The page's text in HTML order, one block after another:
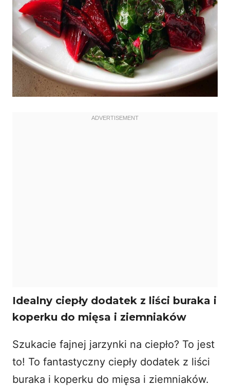
Idealny ciepły dodatek z liści buraka i
koperku do mięsa i ziemniaków
Szukacie fajnej jarzynki na ciepło? To jest
to! To fantastyczny ciepły dodatek z liści
buraka i koperku do mięsa i ziemniaków.